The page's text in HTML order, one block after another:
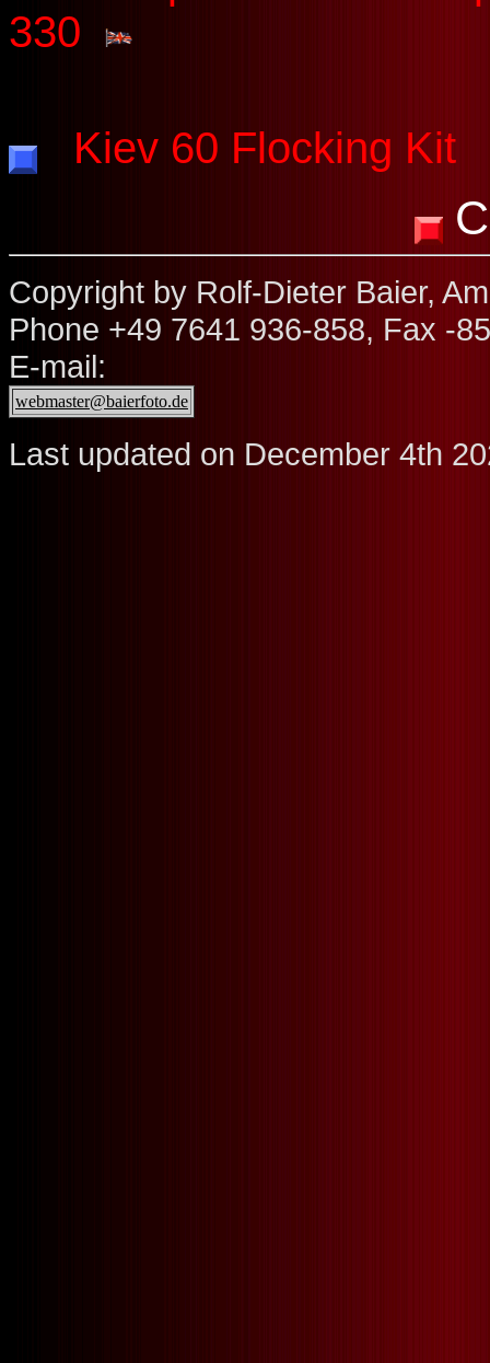
330
Kiev 60 Flocking
Copyright by Rolf-Dieter Baier,
Phone +49 7641 936-858, Fax -
E-mail:
webmaster@baierfoto.de
Last updated on December 4th